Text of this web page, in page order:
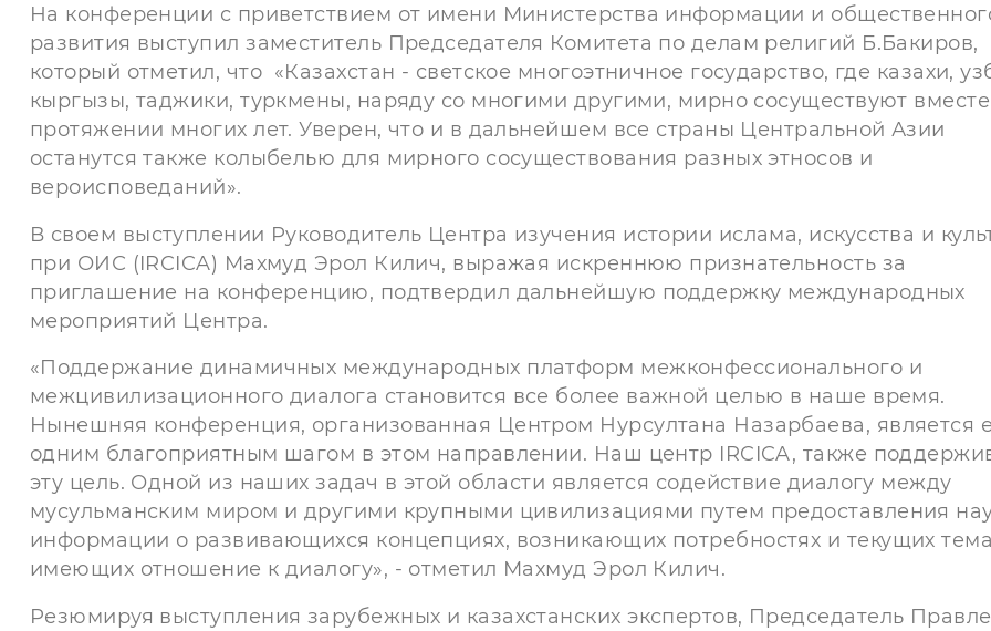
На конференции с приветствием от имени Министерства информации и
развития выступил заместитель Председателя Комитета по делам религий Б.Бакиров,
который отметил, что «Казахстан - светское многоэтничное государство, где казахи,
кыргызы, таджики, туркмены, наряду со многими другими, мирно сосуществуют
протяжении многих лет. Уверен, что и в дальнейшем все страны Центральной Азии
останутся также колыбелью для мирного сосуществования разных этносов и
вероисповеданий».
В своем выступлении Руководитель Центра изучения истории ислама, искусства и
при ОИС (IRCICA) Махмуд Эрол Килич, выражая искреннюю признательность за
приглашение на конференцию, подтвердил дальнейшую поддержку международных
мероприятий Центра.
«Поддержание динамичных международных платформ межконфессионального и
межцивилизационного диалога становится все более важной целью в наше время.
Нынешняя конференция, организованная Центром Нурсултана Назарбаева, является
одним благоприятным шагом в этом направлении. Наш центр IRCICA, также
эту цель. Одной из наших задач в этой области является содействие диалогу между
мусульманским миром и другими крупными цивилизациями путем предоставления
информации о развивающихся концепциях, возникающих потребностях и текущих
имеющих отношение к диалогу», - отметил Махмуд Эрол Килич.
Резюмируя выступления зарубежных и казахстанских экспертов, Председатель